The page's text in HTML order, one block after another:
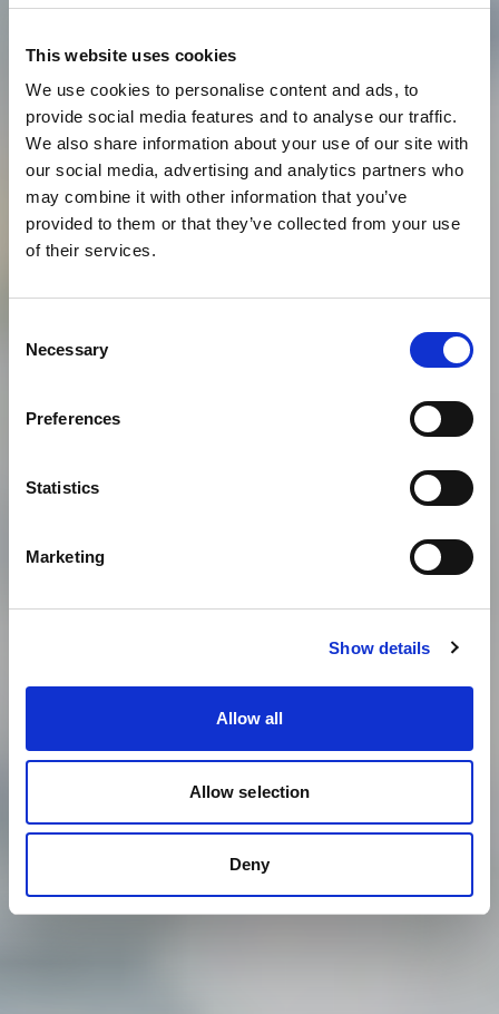
This website uses cookies
We use cookies to personalise content and ads, to
provide social media features and to analyse our traffic.
We also share information about your use of our site with
our social media, advertising and analytics partners who
may combine it with other information that you’ve
provided to them or that they’ve collected from your use
of their services.
Selection
Necessary
Preferences
Statistics
Marketing
Show details
Allow all
Allow selection
Deny